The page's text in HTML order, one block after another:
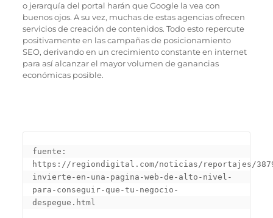
o jerarquía del portal harán que Google la vea con
buenos ojos. A su vez, muchas de estas agencias ofrecen
servicios de creación de contenidos. Todo esto repercute
positivamente en las campañas de posicionamiento
SEO, derivando en un crecimiento constante en internet
para así alcanzar el mayor volumen de ganancias
económicas posible.
fuente:
https://regiondigital.com/noticias/reportajes/
invierte-en-una-pagina-web-de-alto-nivel-
para-conseguir-que-tu-negocio-
despegue.html